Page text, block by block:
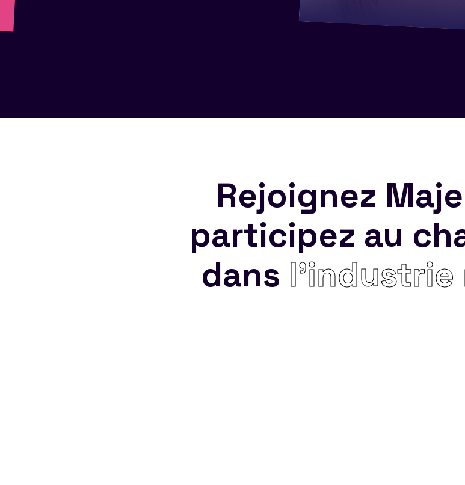
Rejoignez
participez au
dans